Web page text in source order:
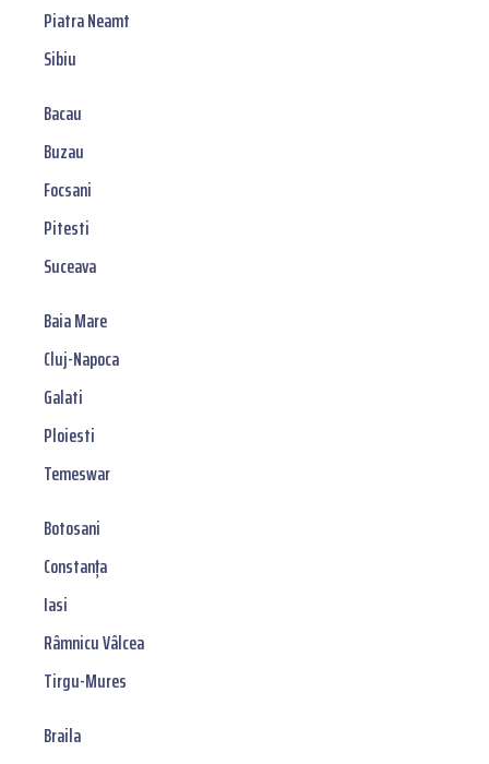
Piatra Neamt
Sibiu
Bacau
Buzau
Focsani
Pitesti
Suceava
Baia Mare
Cluj-Napoca
Galati
Ploiesti
Temeswar
Botosani
Constanța
Iasi
Râmnicu Vâlcea
Tirgu-Mures
Braila